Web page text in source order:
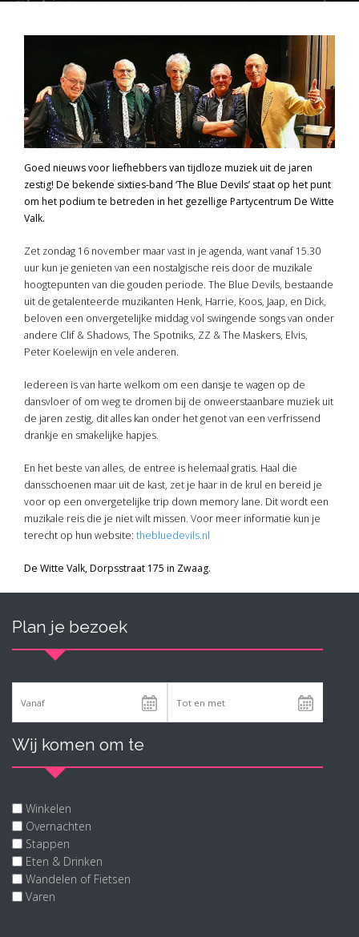
Goed nieuws voor liefhebbers van tijdloze muziek uit de jaren
zestig! De bekende sixties-band ‘The Blue Devils’ staat op het punt
om het podium te betreden in het gezellige Partycentrum De Witte
Valk.
Zet zondag 16 november maar vast in je agenda, want vanaf 15.30
uur kun je genieten van een nostalgische reis door de muzikale
hoogtepunten van die gouden periode. The Blue Devils, bestaande
uit de getalenteerde muzikanten Henk, Harrie, Koos, Jaap, en Dick,
beloven een onvergetelijke middag vol swingende songs van onder
andere Clif & Shadows, The Spotniks, ZZ & The Maskers, Elvis,
Peter Koelewijn en vele anderen.
Iedereen is van harte welkom om een dansje te wagen op de
dansvloer of om weg te dromen bij de onweerstaanbare muziek uit
de jaren zestig, dit alles kan onder het genot van een verfrissend
drankje en smakelijke hapjes.
En het beste van alles, de entree is helemaal gratis. Haal die
dansschoenen maar uit de kast, zet je haar in de krul en bereid je
voor op een onvergetelijke trip down memory lane. Dit wordt een
muzikale reis die je niet wilt missen. Voor meer informatie kun je
terecht op hun website: thebluedevils.nl
De Witte Valk, Dorpsstraat 175 in Zwaag.
Plan je bezoek
Wij komen om te
Winkelen
Overnachten
Stappen
Eten & Drinken
Wandelen of Fietsen
Varen